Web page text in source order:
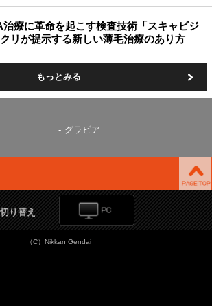
療に革命を起こす検査技術「スキャビジ
リが提示する新しい薄毛治療のあり方
もっとみる
グラビア
り替え
（C）Nikkan Gendai